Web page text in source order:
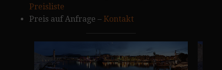
Preisliste
Preis auf Anfrage – Kontakt